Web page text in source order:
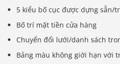
5 kiểu bố cục được dựng sẵn/
Bố trí mặt tiền cửa hàng
Chuyển đổi lưới/danh sách
Bảng màu không giới hạn với